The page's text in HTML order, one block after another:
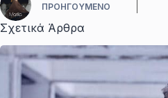
ΠΡΟΗΓΟΎΜΕΝΟ
Σχετικά Άρθρα